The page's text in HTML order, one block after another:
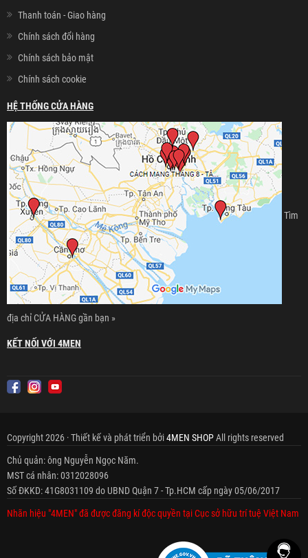
Thanh toán - Giao hàng
Chính sách đổi hàng
Chính sách bảo mật
Chính sách cookie
HỆ THỐNG CỬA HÀNG
Tìm
địa chỉ CỬA HÀNG gần bạn »
KẾT NỐI VỚI 4MEN
Copyright 2026 · Thiết kế và phát triển bởi4MEN SHOPAll rights reserved
Chủ quản: ông Nguyễn Ngọc Năm.
MST cá nhân: 0312028096
Số ĐKKD: 41G8031109 do UBND Quận 7 - Tp.HCM cấp ngày 05/06/2017
Nhãn hiệu "4MEN" đã được đăng kí độc quyền tại Cục sở hữu trí tuệ Việt Nam